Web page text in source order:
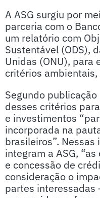
A ASG surgiu por
parceria com o
um relatório com
Sustentável (ODS),
Unidas (ONU), para
critérios
Segundo publicação
desses critérios
e investimentos
incorporada na
brasileiros”.
integram a ASG,
e concessão de
consideração o
partes interessadas